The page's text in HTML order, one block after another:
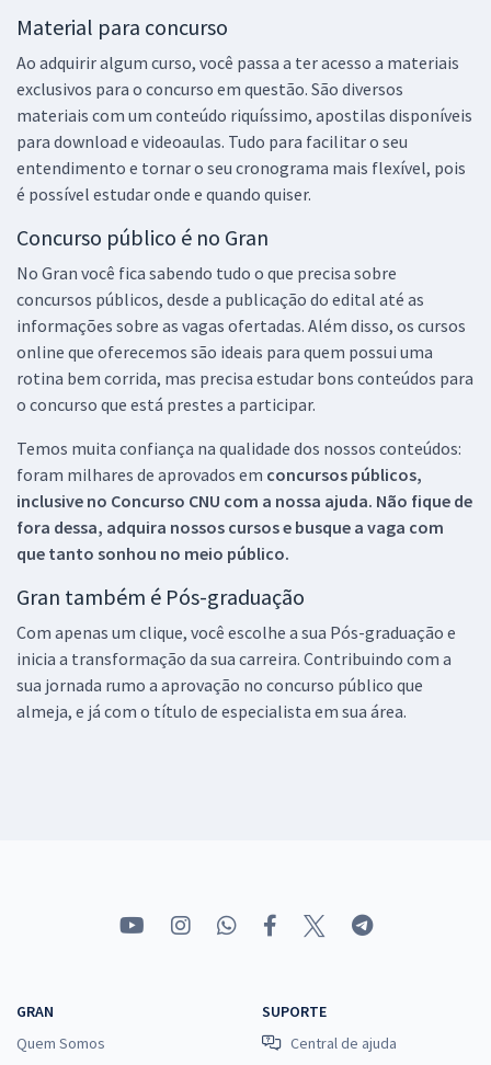
Material para concurso
Ao adquirir algum curso, você passa a ter acesso a materiais
exclusivos para o concurso em questão. São diversos
materiais com um conteúdo riquíssimo, apostilas disponíveis
para download e videoaulas. Tudo para facilitar o seu
entendimento e tornar o seu cronograma mais flexível, pois
é possível estudar onde e quando quiser.
Concurso público é no Gran
No Gran você fica sabendo tudo o que precisa sobre
concursos públicos, desde a publicação do edital até as
informações sobre as vagas ofertadas. Além disso, os cursos
online que oferecemos são ideais para quem possui uma
rotina bem corrida, mas precisa estudar bons conteúdos para
o concurso que está prestes a participar.
Temos muita confiança na qualidade dos nossos conteúdos:
foram milhares de aprovados em concursos públicos,
inclusive no Concurso CNU com a nossa ajuda. Não fique de
fora dessa, adquira nossos cursos e busque a vaga com
que tanto sonhou no meio público.
Gran também é Pós-graduação
Com apenas um clique, você escolhe a sua Pós-graduação e
inicia a transformação da sua carreira. Contribuindo com a
sua jornada rumo a aprovação no concurso público que
almeja, e já com o título de especialista em sua área.
GRAN
Quem Somos
SUPORTE
Central de ajuda